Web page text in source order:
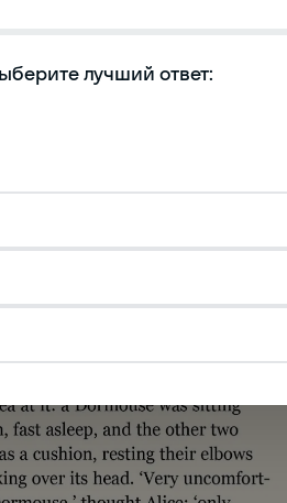
«Желтые обои» Шарлотты
романы должны
выложены более 300 тысяч
лучший ответ: